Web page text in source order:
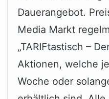
Dauerangebot.
Media Markt
„TARIFtastisch –
Aktionen, welche
Woche oder